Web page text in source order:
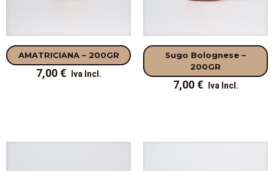
AMATRICIANA – 200GR
7,00 €
Sugo Bolognese –
200GR
7,00 €